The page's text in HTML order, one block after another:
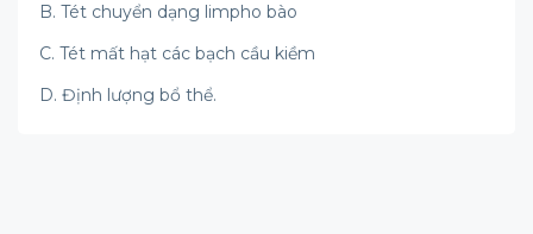
B. Tét chuyển dạng limpho bào
C. Tét mất hạt các bạch cầu kiềm
D. Định lượng bổ thể.